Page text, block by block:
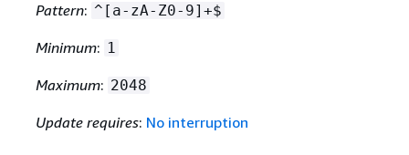
Pattern: ^[a-zA-Z0-9]+$
Minimum: 1
Maximum: 2048
Update requires: No interruption